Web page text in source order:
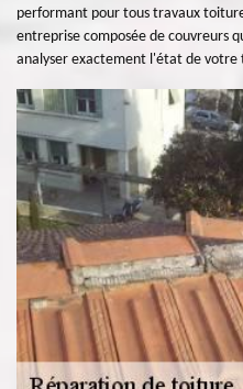
performant pour tous travaux
entreprise composée de couvreurs
analyser exactement l'état de